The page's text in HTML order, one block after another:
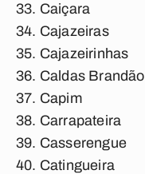
Caiçara
Cajazeiras
Cajazeirinhas
Caldas Brandão
Capim
Carrapateira
Casserengue
Catingueira